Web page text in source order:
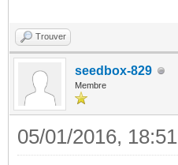
Trouver
seedbox-829
Membre
05/01/2016, 18:51